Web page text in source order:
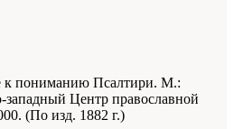
к пониманию Псалтири. М.:
Центр православной
(По изд. 1882 г.)